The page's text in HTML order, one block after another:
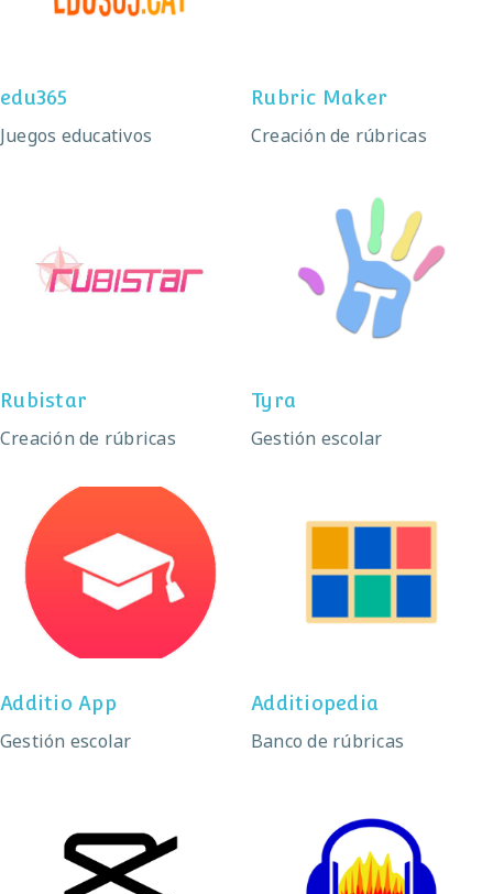
edu365
Juegos educativos
Rubric Maker
Creación de rúbricas
Rubistar
Rubistar
Creación de rúbricas
Tyra
Gestión escolar
Additio App
Additio App
Gestión escolar
Additiopedia
Additiopedia
Banco de rúbricas
Capcut Audacity